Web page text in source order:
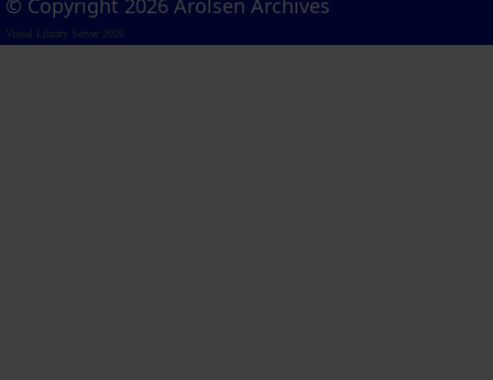
© Copyright 2026 Arolsen Archives
Visual Library Server 2026